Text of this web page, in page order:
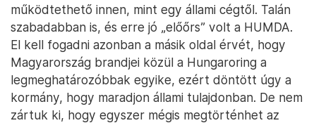
működtethető innen, mint egy állami cégtől. Talán
szabadabban is, és erre jó „előőrs” volt a HUMDA.
El kell fogadni azonban a másik oldal érvét, hogy
Magyarország brandjei közül a Hungaroring a
legmeghatározóbbak egyike, ezért döntött úgy a
kormány, hogy maradjon állami tulajdonban. De nem
zártuk ki, hogy egyszer mégis megtörténhet az